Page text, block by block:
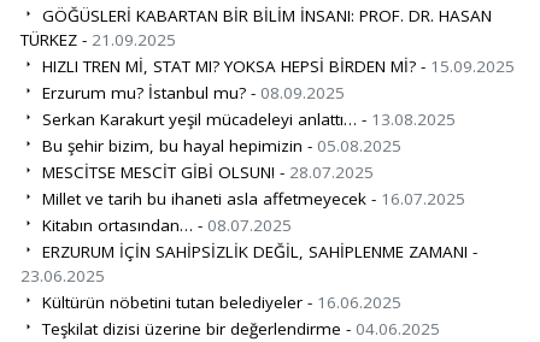
GÖĞÜSLERİ KABARTAN BİR BİLİM İNSANI: PROF. DR. HASAN
TÜRKEZ - 21.09.2025
HIZLI TREN Mİ, STAT MI? YOKSA HEPSİ BİRDEN Mİ? - 15.09.2025
Erzurum mu? İstanbul mu? - 08.09.2025
Serkan Karakurt yeşil mücadeleyi anlattı… - 13.08.2025
Bu şehir bizim, bu hayal hepimizin - 05.08.2025
MESCİTSE MESCİT GİBİ OLSUN! - 28.07.2025
Millet ve tarih bu ihaneti asla affetmeyecek - 16.07.2025
Kitabın ortasından… - 08.07.2025
ERZURUM İÇİN SAHİPSİZLİK DEĞİL, SAHİPLENME ZAMANI -
23.06.2025
Kültürün nöbetini tutan belediyeler - 16.06.2025
Teşkilat dizisi üzerine bir değerlendirme - 04.06.2025